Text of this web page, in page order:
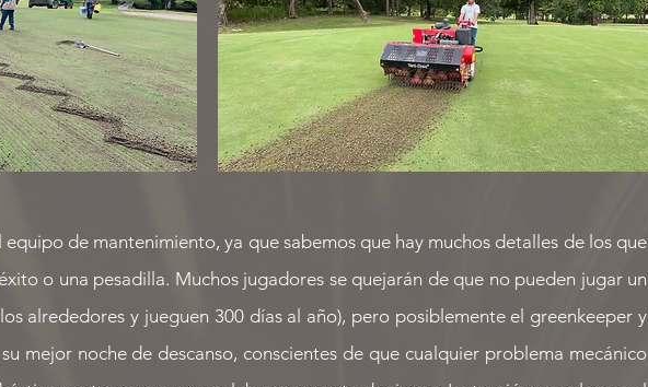
equipo de mantenimiento, ya que sabemos que hay muchos detalles de los que
o una pesadilla. Muchos jugadores se quejarán de que no pueden jugar un
alrededores y jueguen 300 días al año), pero posiblemente el greenkeeper y
mejor noche de descanso, conscientes de que cualquier problema mecánico